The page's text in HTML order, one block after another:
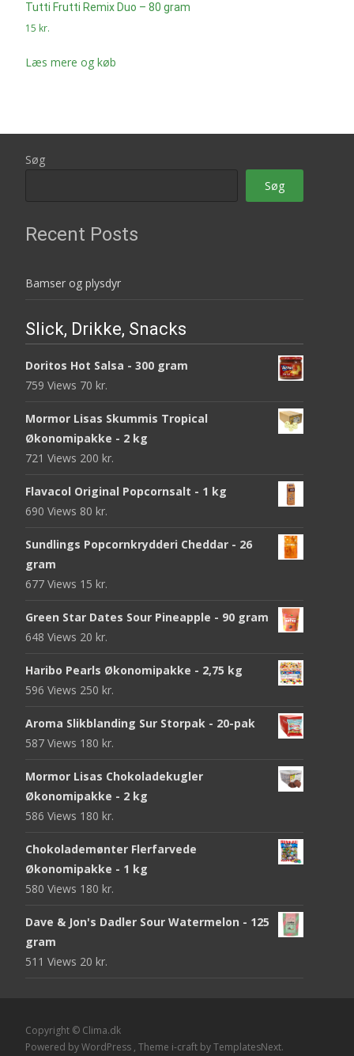
Tutti Frutti Remix Duo – 80 gram
15 kr.
Læs mere og køb
Søg
Søg
Recent Posts
Bamser og plysdyr
Slick, Drikke, Snacks
Doritos Hot Salsa - 300 gram
759 Views 70 kr.
Mormor Lisas Skummis Tropical
Økonomipakke - 2 kg
721 Views 200 kr.
Flavacol Original Popcornsalt - 1 kg
690 Views 80 kr.
Sundlings Popcornkrydderi Cheddar - 26
gram
677 Views 15 kr.
Green Star Dates Sour Pineapple - 90 gram
648 Views 20 kr.
Haribo Pearls Økonomipakke - 2,75 kg
596 Views 250 kr.
Aroma Slikblanding Sur Storpak - 20-pak
587 Views 180 kr.
Mormor Lisas Chokoladekugler
Økonomipakke - 2 kg
586 Views 180 kr.
Chokolademønter Flerfarvede
Økonomipakke - 1 kg
580 Views 180 kr.
Dave & Jon's Dadler Sour Watermelon - 125
gram
511 Views 20 kr.
Copyright © Clima.dk
Powered by WordPress , Theme i-craft by TemplatesNext.